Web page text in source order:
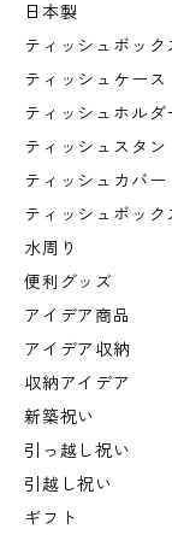
日本製
ティッシュボッ
ティッシュケース
ティッシュホルダ
ティッシュスタン
ティッシュカバー
ティッシュボック
水周り
便利グッズ
アイデア商品
アイデア収納
収納アイデア
新築祝い
引っ越し祝い
引越し祝い
ギフト